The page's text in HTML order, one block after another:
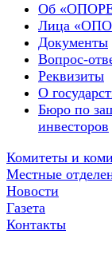
Об
Лица
Документы
Вопрос-
Реквизиты
О
Бюро по
инвесторов
Комитеты и
Местные
Новости
Газета
Контакты